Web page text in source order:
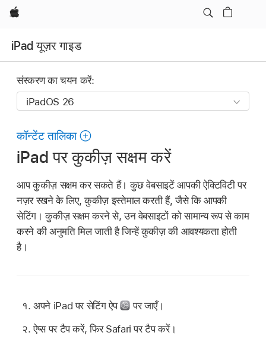
Apple
iPad यूज़र गाइड
संस्करण का चयन करें:
कॉन्टेंट तालिका
iPad पर कुकीज़ सक्षम करें
आप कुकीज़ सक्षम कर सकते हैं। कुछ वेबसाइटें आपकी ऐक्टिविटी पर
नज़र रखने के लिए, कुकीज़ इस्तेमाल करती हैं, जैसे कि आपकी
सेटिंग। कुकीज़ सक्षम करने से, उन वेबसाइटों को सामान्य रूप से काम
करने की अनुमति मिल जाती है जिन्हें कुकीज़ की आवश्यकता होती
है।
अपने iPad पर सेटिंग ऐप
पर जाएँ।
ऐप्स पर टैप करें, फिर Safari पर टैप करें।